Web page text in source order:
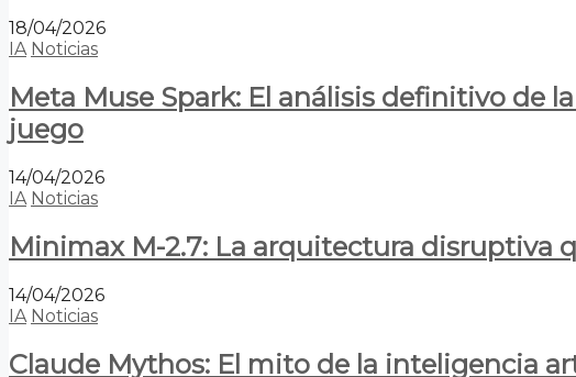
18/04/2026
IA Noticias
Meta Muse Spark: El análisis definitivo de
juego
14/04/2026
IA Noticias
Minimax M-2.7: La arquitectura disruptiva
14/04/2026
IA Noticias
Claude Mythos: El mito de la inteligencia